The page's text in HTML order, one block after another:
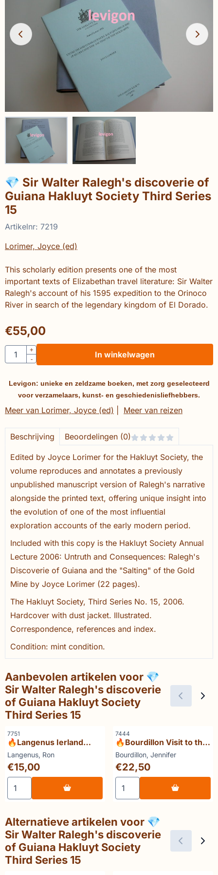
💎 Sir Walter Ralegh's discoverie of
Guiana Hakluyt Society Third Series
15
Artikelnr: 7219
Lorimer, Joyce (ed)
This scholarly edition presents one of the most
important texts of Elizabethan travel literature: Sir Walter
Ralegh's account of his 1595 expedition to the Orinoco
River in search of the legendary kingdom of El Dorado.
€55,00
Aantal
+
-
In winkelwagen
Levigon: unieke en zeldzame boeken, met zorg geselecteerd
voor verzamelaars, kunst- en geschiedenisliefhebbers.
Meer van Lorimer, Joyce (ed) Meer van reizen
Beschrijving Beoordelingen (0)
Edited by Joyce Lorimer for the Hakluyt Society, the
volume reproduces and annotates a previously
unpublished manuscript version of Ralegh's narrative
alongside the printed text, offering unique insight into
the evolution of one of the most influential
exploration accounts of the early modern period.
Included with this copy is the Hakluyt Society Annual
Lecture 2006: Untruth and Consequences: Ralegh's
Discoverie of Guiana and the "Salting" of the Gold
Mine by Joyce Lorimer (22 pages).
The Hakluyt Society, Third Series No. 15, 2006.
Hardcover with dust jacket. Illustrated.
Correspondence, references and index.
Condition: mint condition.
Aanbevolen artikelen voor 💎
Sir Walter Ralegh's discoverie
of Guiana Hakluyt Society
Third Series 15
Artikelnummer
7751
🔥Langenus Ierland
ingebeeld
Merk:
Langenus, Ron
Prijs: 15,00
€15,00
Aantal kiezen voor 🔥Langenus Ierland ingebeeld
Artikelnummer
7444
🔥Bourdillon Visit to the
Sherpas First Edition
1956
Merk:
Bourdillon, Jennifer
Prijs: 22,50
€22,50
Aantal kiezen voor
Alternatieve artikelen voor 💎
Sir Walter Ralegh's discoverie
of Guiana Hakluyt Society
Third Series 15